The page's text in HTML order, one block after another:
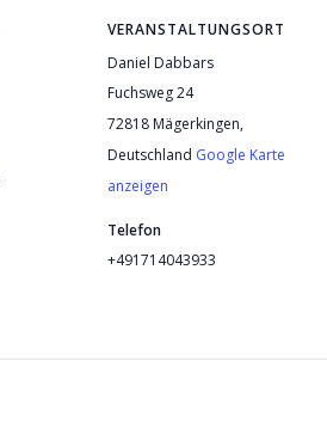
VERANSTALTUNGSORT
Daniel Dabbars
Fuchsweg 24
72818 Mägerkingen,
Deutschland Google Karte
anzeigen
Telefon
+491714043933